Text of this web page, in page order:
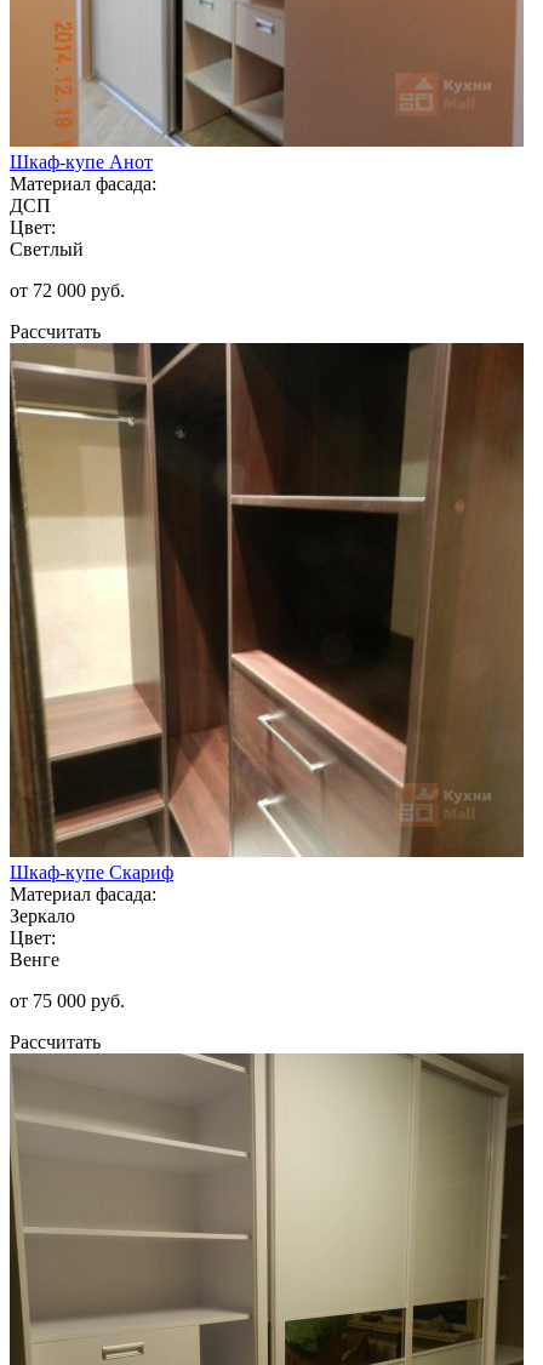
Шкаф-купе Анот
Материал фасада:
ДСП
Цвет:
Светлый
от 72 000 руб.
Рассчитать
Шкаф-купе Скариф
Материал фасада:
Зеркало
Цвет:
Венге
от 75 000 руб.
Рассчитать